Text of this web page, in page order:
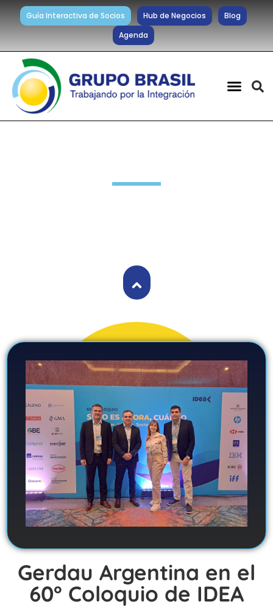
Guía Interactiva de Socios Hub de Negocios
Blog
Agenda
Gerdau Argentina en el
60° Coloquio de IDEA